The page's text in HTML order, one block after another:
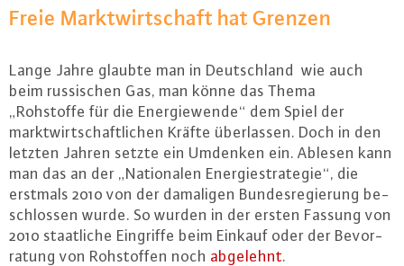
Freie Markt­wirt­schaft hat Grenzen
Lange Jahre glaubte man in Deutsch­land wie auch
beim rus­si­schen Gas, man könne das Thema
„Rohstoffe für die En­er­gie­wen­de“ dem Spiel der
markt­wirt­schaft­li­chen Kräfte über­las­sen. Doch in den
letzten Jahren setzte ein Umdenken ein. Ablesen kann
man das an der „Na­tio­na­len En­er­gie­stra­te­gie“, die
erstmals 2010 von der damaligen Bun­des­re­gie­rung be­
schlos­sen wurde. So wurden in der ersten Fassung von
2010 staat­li­che Eingriffe beim Einkauf oder der Be­vor­
ra­tung von Roh­stof­fen noch abgelehnt.